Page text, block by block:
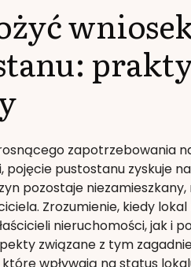
zapotrzebowania
pojęcie pustostanu zyskuje
pozostaje
Zrozumienie, kiedy
nieruchomości, jak i
związane z tym
wpływają na status